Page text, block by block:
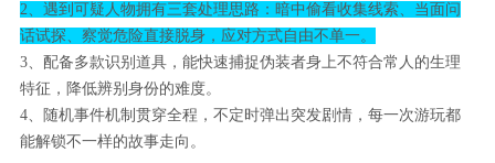
2、遇到可疑人物拥有三套处理思路：暗中偷看收集线索、当面问
话试探、察觉危险直接脱身，应对方式自由不单一。
3、配备多款识别道具，能快速捕捉伪装者身上不符合常人的生理
特征，降低辨别身份的难度。
4、随机事件机制贯穿全程，不定时弹出突发剧情，每一次游玩都
能解锁不一样的故事走向。